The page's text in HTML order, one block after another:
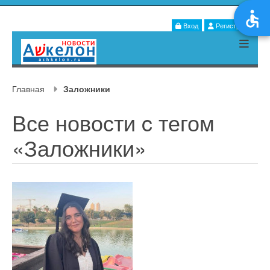
Вход Регистрация
Главная Заложники
Все новости c тегом
«Заложники»